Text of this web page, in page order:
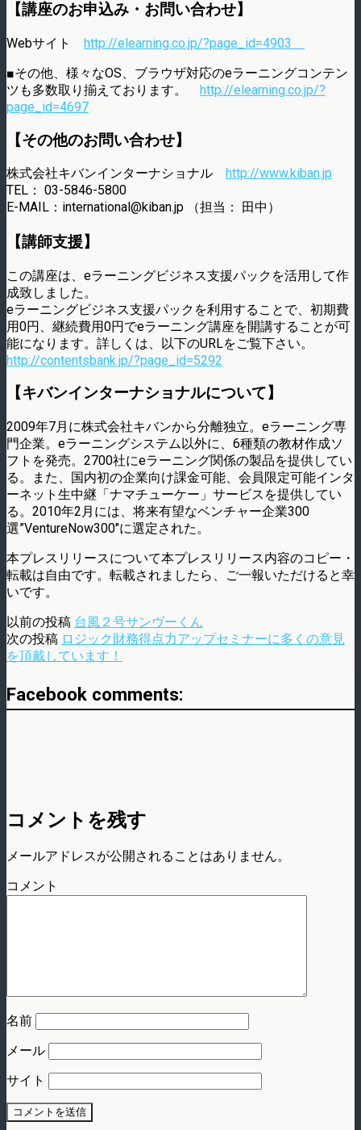
【講座のお申込み・お問い合わせ】
Webサイト http://elearning.co.jp/?page_id=4903
■その他、様々なOS、ブラウザ対応のeラーニングコンテン
ツも多数取り揃えております。 http://elearning.co.jp/?
page_id=4697
【その他のお問い合わせ】
株式会社キバンインターナショナル
http://www.kiban.jp
TEL： 03-5846-5800
E-MAIL：international@kiban.jp （担当： 田中）
【講師支援】
この講座は、eラーニングビジネス支援パックを活用して作
成致しました。
eラーニングビジネス支援パックを利用することで、初期費
用0円、継続費用0円でeラーニング講座を開講することが可
能になります。詳しくは、以下のURLをご覧下さい。
http://contentsbank.jp/?page_id=5292
【キバンインターナショナルについて】
2009年7月に株式会社キバンから分離独立。eラーニング専
門企業。eラーニングシステム以外に、6種類の教材作成ソ
フトを発売。2700社にeラーニング関係の製品を提供してい
る。また、国内初の企業向け課金可能、会員限定可能インタ
ーネット生中継「ナマチューケー」サービスを提供してい
る。2010年2月には、将来有望なベンチャー企業300
選”VentureNow300″に選定された。
本プレスリリースについて本プレスリリース内容のコピー・
転載は自由です。転載されましたら、ご一報いただけると幸
いです。
以前の投稿 台風２号サンヴーくん
次の投稿 ロジック財務得点力アップセミナーに多くの意見
を頂戴しています！
Facebook comments:
コメントを残す
メールアドレスが公開されることはありません。
コメント
名前
メール
サイト